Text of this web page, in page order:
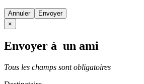
Annuler
×
Envoyer à un ami
Tous les champs sont obligatoires